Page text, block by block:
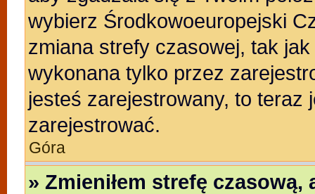
wybierz Środkowoeuropejski
zmiana strefy czasowej, tak
wykonana tylko przez
jesteś zarejestrowany, to teraz
zarejestrować.
Góra
» Zmieniłem strefę